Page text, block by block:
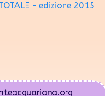
- edizione 2015